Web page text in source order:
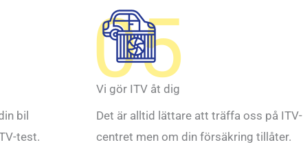
bil
test.
05
Vi gör ITV åt dig
Det är alltid lättare att träffa oss på ITV-
centret men om din försäkring tillåter.